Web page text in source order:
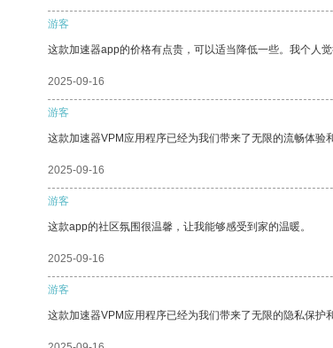
游客
这款加速器app的价格有点贵，可以适当降低一些。我个人
2025-09-16
游客
这款加速器VPM应用程序已经为我们带来了无限的流畅体验
2025-09-16
游客
这款app的社区氛围很温馨，让我能够感受到家的温暖。
2025-09-16
游客
这款加速器VPM应用程序已经为我们带来了无限的隐私保护